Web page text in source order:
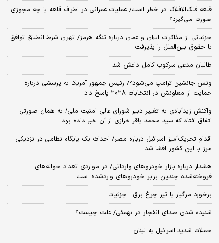
قلعه فلک‌الافلاک در خطر است/ عملیات عمرانی در اطراف قلعه با چه مجوزی
صورت می‌گیرد؟
جزئیاتی از مذاکرات ایران و عمان درباره تنگه هرمز/ تهران شرط انطباق توافق
با حقوق بین‌الملل را پذیرفت
طالبان مدعی سرکوب کامل داعش شد
ونس جانشین ترامپ می‌شود؟/ رئیس جمهور آمریکا به پرسشی درباره
حمایت از معاونش در انتخابات ۲۰۲۸ پاسخ داد
واکنش زیدآبادی به تغییر دبیر شورای عالی امنیت ملی/ به همان صورتی
اتفاق افتاد که سید محمد باقر خرازی از آن خبر داده بود
اقدام تحریک‌آمیز اسرائیل درباره مصر/ احداث یک پایگاه نظامی در نزدیکی
مرز با این کشور افشا شد
هشدار درباره بازار خودروهای وارداتی/ در مواردی تعداد حواله‌های
فروخته‌شده چندین برابر خودروهای واردشده است
برخورد مرگبار با تیر چراغ برق+ جزئیات
شنیده شدن صدای انفجار در بهمئی/ علت چیست؟
حملات شدید اسرائیل به لبنان